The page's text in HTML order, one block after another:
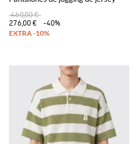
460,00 €
276,00 €
-40%